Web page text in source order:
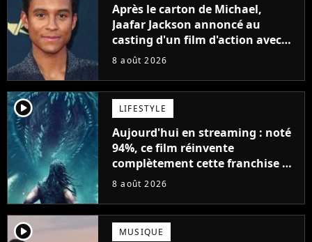
Après le carton de Michael,
Jaafar Jackson annoncé au
casting d'un film d'action avec
Will Smith
8 août 2026
player2 LIFESTYLE
Aujourd'hui en streaming : noté
94%, ce film réinvente
complètement cette franchise de
science-fiction vieille de 40 ans
8 août 2026
player2 MUSIQUE